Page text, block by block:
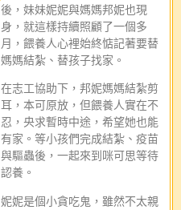
後，妹妹妮妮與媽媽邦妮也現
身，就這樣持續照顧了一個多
月，餵養人心裡始終惦記著要替
媽媽結紮、替孩子找家。
在志工協助下，邦妮媽媽結紮剪
耳，本可原放，但餵養人實在不
忍，央求暫時中途，希望她也能
有家。等小孩們完成結紮、疫苗
與驅蟲後，一起來到咪可思等待
認養。
妮妮是個小貪吃鬼，雖然不太親